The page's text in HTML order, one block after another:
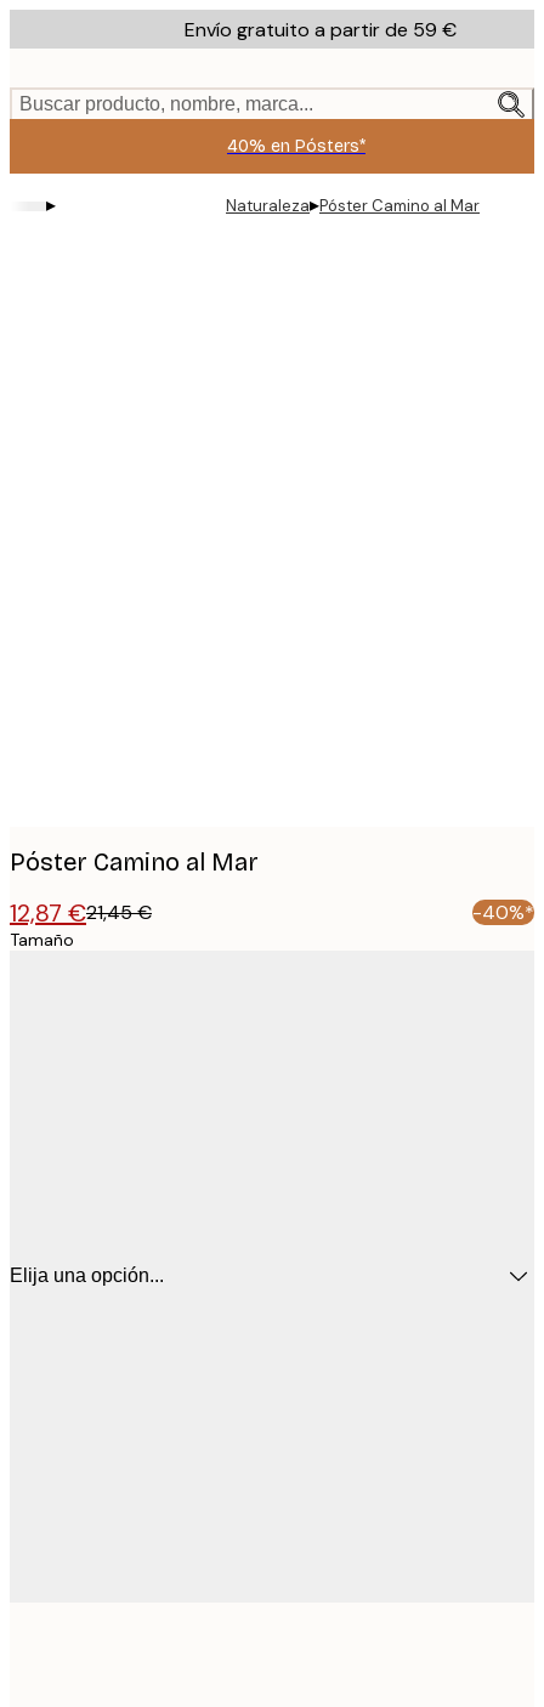
to
content.
Envío gratuito a partir de 59 €
Buscar producto, nombre, marca...
40% en Pósters*
▸ Naturaleza▸Póster Camino al Mar
Póster Camino al Mar
12,87 €21,45 € -40%*
Tamaño
Elija una opción...